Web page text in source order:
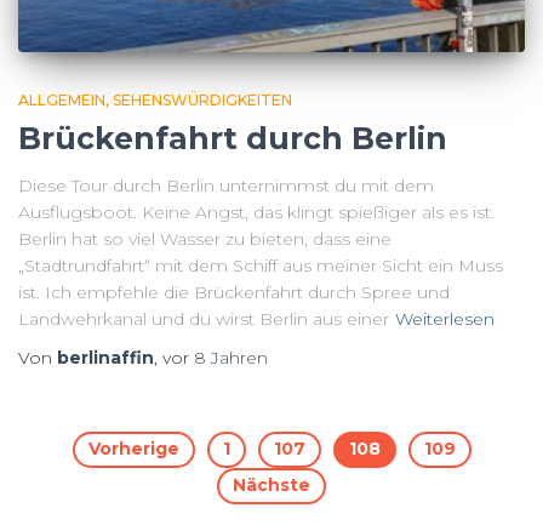
ALLGEMEIN SEHENSWÜRDIGKEITEN
Brückenfahrt durch Berlin
Diese Tour durch Berlin unternimmst du mit dem
Ausflugsboot. Keine Angst, das klingt spießiger als es ist.
Berlin hat so viel Wasser zu bieten, dass eine
„Stadtrundfahrt“ mit dem Schiff aus meiner Sicht ein Muss
ist. Ich empfehle die Brückenfahrt durch Spree und
Landwehrkanal und du wirst Berlin aus einer Weiterlesen
Von berlinaffin, vor 8 Jahren
Seitennummerierung
Vorherige 1 107 108
109
Nächste